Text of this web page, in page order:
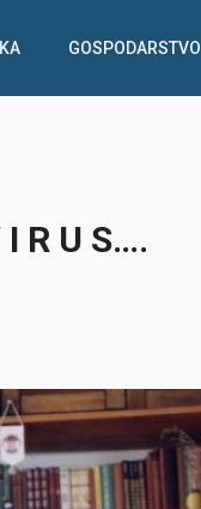
GOSPODARSTVO
I R U S….